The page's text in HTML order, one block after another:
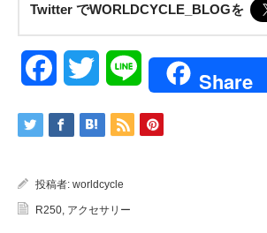
Twitter でWORLDCYCLE_BLOGを
FacebookTwitter Line Share
投稿者: worldcycle
R250, アクセサリー